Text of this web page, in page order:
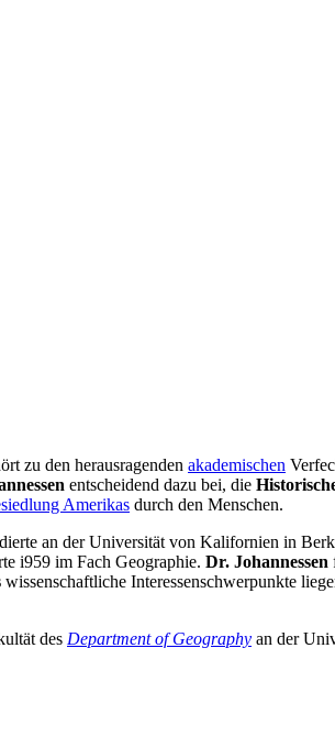
zu den herausragenden akademischen
entscheidend dazu bei, die
Amerikas durch den Menschen.
an der Universität von Kalifornien in
i959 im Fach Geographie. Dr. Johannessen
wissenschaftliche Interessenschwerpunkte
des Department of Geography an der